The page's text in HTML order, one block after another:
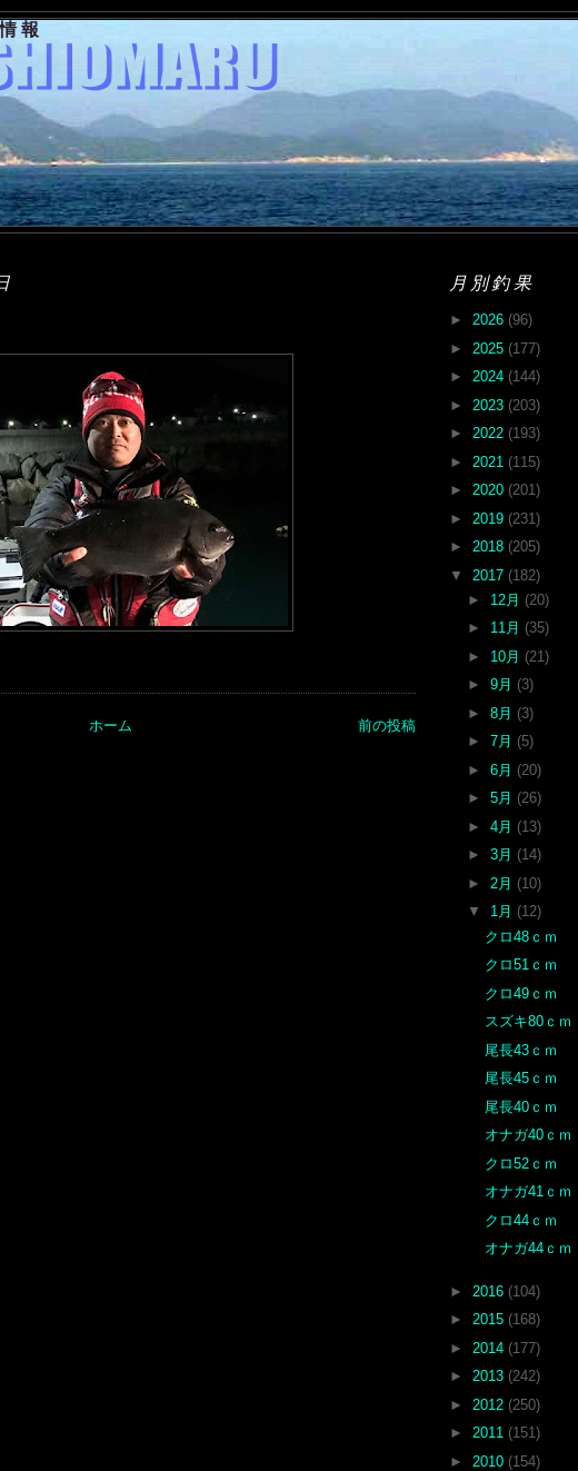
報
前の投稿
ホーム
月別釣果
► 2026 (96)
► 2025 (177)
► 2024 (144)
► 2023 (203)
► 2022 (193)
► 2021 (115)
► 2020 (201)
► 2019 (231)
► 2018 (205)
▼ 2017 (182)
► 12月 (20)
► 11月 (35)
► 10月 (21)
► 9月 (3)
► 8月 (3)
► 7月 (5)
► 6月 (20)
► 5月 (26)
► 4月 (13)
► 3月 (14)
► 2月 (10)
▼ 1月 (12)
クロ48ｃｍ
クロ51ｃｍ
クロ49ｃｍ
スズキ80ｃｍ
尾長43ｃｍ
尾長45ｃｍ
尾長40ｃｍ
オナガ40ｃｍ
クロ52ｃｍ
オナガ41ｃｍ
クロ44ｃｍ
オナガ44ｃｍ
► 2016 (104)
► 2015 (168)
► 2014 (177)
► 2013 (242)
► 2012 (250)
► 2011 (151)
► 2010 (154)